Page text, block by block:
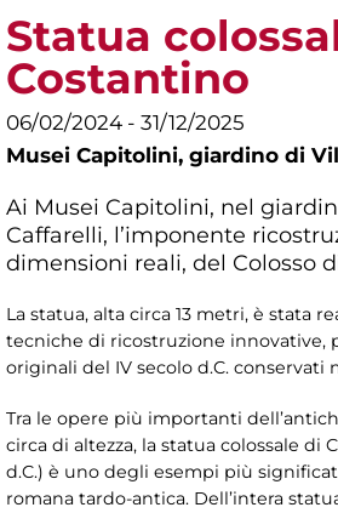
Tu sei qui
Statua
Costantino
06/02/2024 - 31/12/2025
Musei Capitolini, giardino di
Ai Musei Capitolini, nel
Caffarelli, l’imponente
dimensioni reali, del Colosso
La statua, alta circa 13 metri, è stata
tecniche di ricostruzione innovative,
originali del IV secolo d.C. conservati
Tra le opere più importanti
circa di altezza, la statua colossale di
d.C.) è uno degli esempi più
romana tardo-antica. Dell’intera